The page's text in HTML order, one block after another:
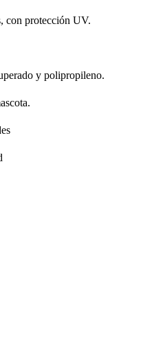
con protección UV.
y polipropileno.